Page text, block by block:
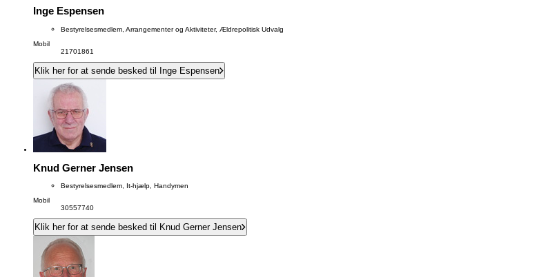
Inge Espensen
Bestyrelsesmedlem, Arrangementer og Aktiviteter, Ældrepolitisk Udvalg
Mobil
21701861
Klik her for at sende besked til Inge Espensen
Knud Gerner Jensen
Bestyrelsesmedlem, It-hjælp, Handymen
Mobil
30557740
Klik her for at sende besked til Knud Gerner Jensen